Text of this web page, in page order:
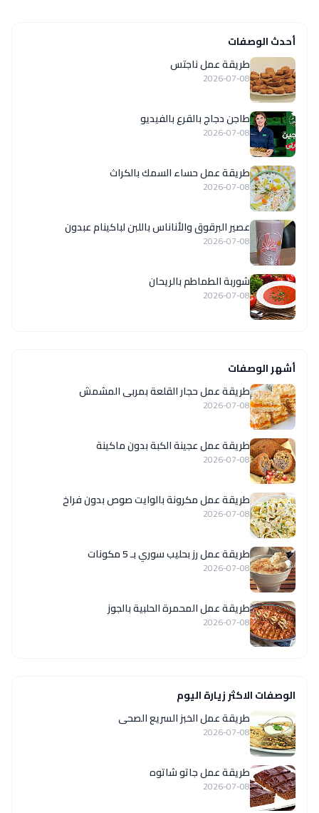
أحدث الوصفات
طريقة عمل ناجتس
2026-07-08
طاجن دجاج بالقرع بالفيديو
2026-07-08
طريقة عمل حساء السمك بالكراث
2026-07-08
عصير البرقوق والأناناس باللبن لباكينام عبدون
2026-07-08
شوربة الطماطم بالريحان
2026-07-08
أشهر الوصفات
طريقة عمل حجار القلعة بمربى المشمش
2026-07-08
طريقة عمل عجينة الكبة بدون ماكينة
2026-07-08
طريقة عمل مكرونة بالوايت صوص بدون فراخ
2026-07-08
طريقة عمل رز بحليب سوري بـ 5 مكونات
2026-07-08
طريقة عمل المحمرة الحلبية بالجوز
2026-07-08
الوصفات الاكثر زيارة اليوم
طريقة عمل الخبز السريع الصحى
2026-07-08
طريقة عمل جاتو شاتوه
2026-07-08